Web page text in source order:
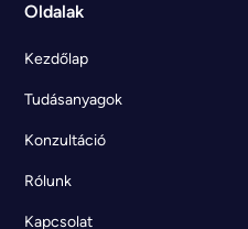
Oldalak
Kezdőlap
Tudásanyagok
Konzultáció
Rólunk
Kapcsolat